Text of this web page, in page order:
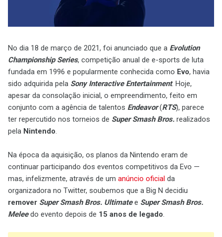
No dia 18 de março de 2021, foi anunciado que a Evolution
Championship Series, competição anual de e-sports de luta
fundada em 1996 e popularmente conhecida como Evo, havia
sido adquirida pela Sony Interactive Entertainment. Hoje,
apesar da consolação inicial, o empreendimento, feito em
conjunto com a agência de talentos Endeavor(RTS), parece
ter repercutido nos torneios de Super Smash Bros. realizados
pela Nintendo.
Na época da aquisição, os planos da Nintendo eram de
continuar participando dos eventos competitivos da Evo —
mas, infelizmente, através de um anúncio oficial da
organizadora no Twitter, soubemos que a Big N decidiu
remover Super Smash Bros. Ultimatee Super Smash Bros.
Meleedo evento depois de 15 anos de legado.